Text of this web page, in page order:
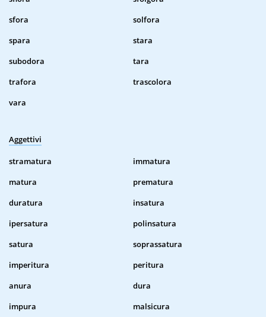
sfora
solfora
spara
stara
subodora
tara
trafora
trascolora
vara
Aggettivi
stramatura
immatura
matura
prematura
duratura
insatura
ipersatura
polinsatura
satura
soprassatura
imperitura
peritura
anura
dura
impura
malsicura